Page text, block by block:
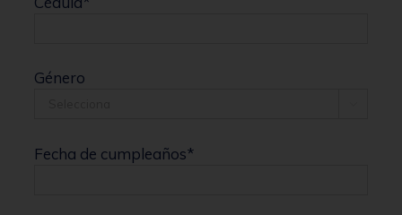
Género
Fecha de cumpleaños*